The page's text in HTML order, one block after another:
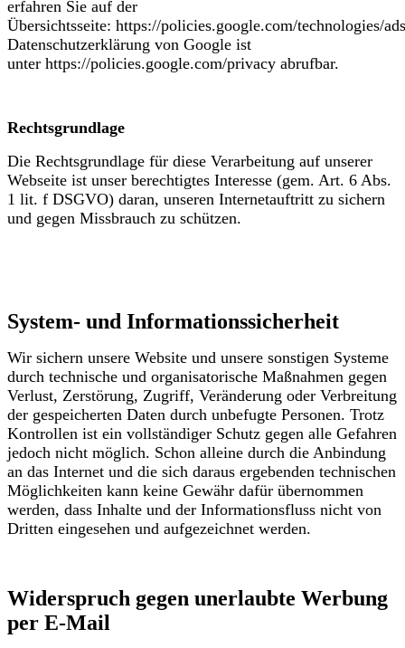
erfahren Sie auf der
Übersichtsseite: https://policies.google.com/technologies/
Datenschutzerklärung von Google ist
unter https://policies.google.com/privacy abrufbar.
Rechtsgrundlage
Die Rechtsgrundlage für diese Verarbeitung auf unserer
Webseite ist unser berechtigtes Interesse (gem. Art. 6 Abs.
1 lit. f DSGVO) daran, unseren Internetauftritt zu sichern
und gegen Missbrauch zu schützen.
System- und Informationssicherheit
Wir sichern unsere Website und unsere sonstigen Systeme
durch technische und organisatorische Maßnahmen gegen
Verlust, Zerstörung, Zugriff, Veränderung oder Verbreitung
der gespeicherten Daten durch unbefugte Personen. Trotz
Kontrollen ist ein vollständiger Schutz gegen alle Gefahren
jedoch nicht möglich. Schon alleine durch die Anbindung
an das Internet und die sich daraus ergebenden technischen
Möglichkeiten kann keine Gewähr dafür übernommen
werden, dass Inhalte und der Informationsfluss nicht von
Dritten eingesehen und aufgezeichnet werden.
Widerspruch gegen unerlaubte Werbung
per E-Mail